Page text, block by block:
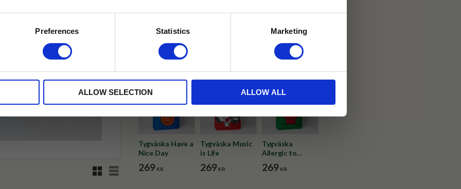
Preferences Statistics Marketing
ALLOW SELECTION ALLOW ALL
RutnätsvyListvy
✓ Gratis teprov i varje beställning
Visa alla produkter från Snobben
Tygväska Have a
Nice Day
269 KR
Tygväska Music
is Life
269 KR
Tygväska
Allergic to
Morning!
269 KR
Rabatten fungerar endast
med andra erbjudanden.